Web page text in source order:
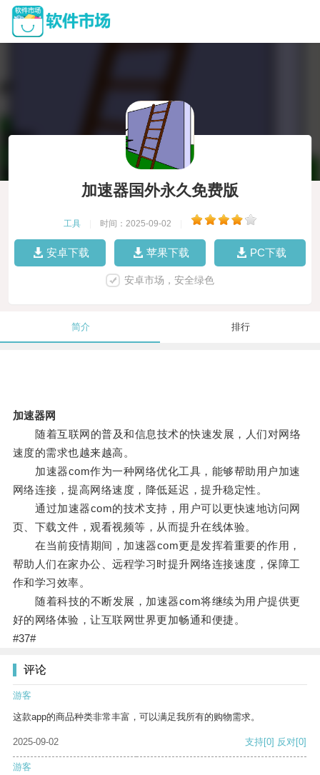
加速器国外永久免费版
工具 时间：2025-09-02
安卓下载 苹果下载 PC下载
安卓市场，安全绿色
简介 排行
加速器网
随着互联网的普及和信息技术的快速发展，人们对网络
速度的需求也越来越高。
加速器com作为一种网络优化工具，能够帮助用户加速
网络连接，提高网络速度，降低延迟，提升稳定性。
通过加速器com的技术支持，用户可以更快速地访问网
页、下载文件，观看视频等，从而提升在线体验。
在当前疫情期间，加速器com更是发挥着重要的作用，
帮助人们在家办公、远程学习时提升网络连接速度，保障工
作和学习效率。
随着科技的不断发展，加速器com将继续为用户提供更
好的网络体验，让互联网世界更加畅通和便捷。
#37#
评论
游客
这款app的商品种类非常丰富，可以满足我所有的购物需求。
2025-09-02 支持[0] 反对[0]
游客